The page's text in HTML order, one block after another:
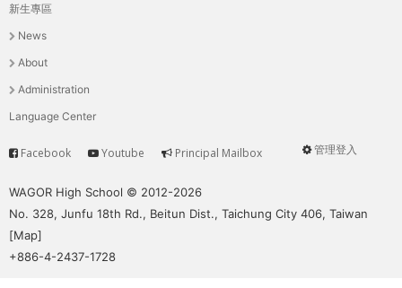
主
選
單
新生專區
News
About
Administration
Language Center
User
管理登入
Service
Facebook Youtube Principal Mailbox
WAGOR High School © 2012-2026
No. 328, Junfu 18th Rd., Beitun Dist., Taichung City 406, Taiwan
[Map]
+886-4-2437-1728